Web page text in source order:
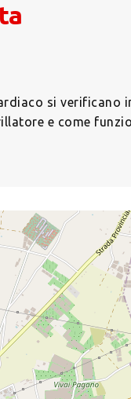
si verificano
e come